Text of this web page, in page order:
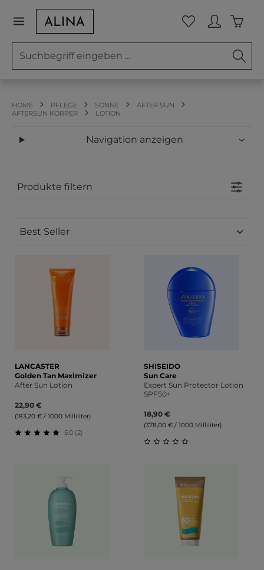
Zum Hauptinhalt springen Du hast 0
HOME PFLEGE SONNE
AFTER SUN
AFTERSUN KÖRPER
LOTION
Navigation anzeigen
Produkte filtern
LANCASTER
Golden Tan Maximizer
After Sun Lotion
22,90 €
(183,20 € / 1000 Milliliter)
5.0 (2)
SHISEIDO
Sun Care
Expert Sun Protector Lotion
SPF50+
18,90 €
(378,00 € / 1000 Milliliter)